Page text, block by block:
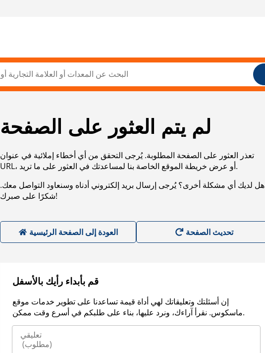
لم يتم العثور على الصفحة
تعذر العثور على الصفحة المطلوبة. يُرجى التحقق من أي أخطاء إملائية في عنوان
URL، أو عرض خريطة الموقع الخاصة بنا لمساعدتك في العثور على ما تريد.
هل لديك أي مشكلة أخرى؟ يُرجى إرسال بريد إلكتروني أدناه وسنعاود التواصل معك.
شكرًا على صبرك!
العودة إلى الصفحة الرئيسية
قم بأبداء رأيك بالأسفل
إن أسئلتك وتعليقاتك لهي أداة قيمة تساعدنا على تطوير خدمات موقع
ماسكوس. نقرأ آراءك، ونرد عليها، بناء على طلبكم في أسرع وقت ممكن.